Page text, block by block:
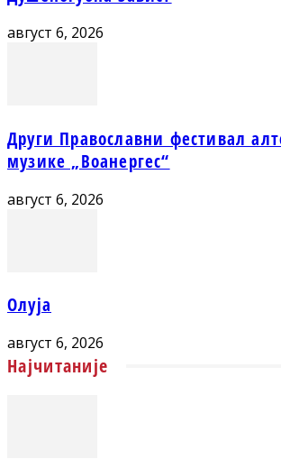
август 6, 2026
Други Православни фестивал
музике „Воанергес“
август 6, 2026
Олуја
август 6, 2026
Најчитаније